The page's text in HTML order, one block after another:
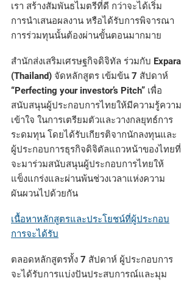
เรา สร้างสัมพันธไมตรีที่ดี กว่าจะได้เริ่ม
การนำเสนอผลงาน หรือได้รับการพิจารณา
การร่วมทุนนั้นต้องผ่านขั้นตอนมากมาย
​สำนักส่งเสริมเศรษฐกิจดิจิทัล ร่วมกับ Expara
(Thailand) จัดหลักสูตร เข้มข้น 7 สัปดาห์
“Perfecting your investor’s Pitch” เพื่อ
สนับสนุนผู้ประกอบการไทยให้มีความรู้ความ
เข้าใจ ในการเตรียมตัวและวางกลยุทธ์การ
ระดมทุน โดยได้รับเกียรติจากนักลงทุนและ
ผู้ประกอบการธุรกิจดิจิตัลแถวหน้าของไทยที่
จะมาร่วมสนับสนุนผู้ประกอบการไทยให้
แข็งแกร่งและผ่านพ้นช่วงเวลาแห่งความ
ผันผวนไปด้วยกัน
เนื้อหาหลักสูตรและประโยชน์ที่ผู้ประกอบ
การจะได้รับ
ตลอดหลักสูตรทั้ง 7 สัปดาห์ ผู้ประกอบการ
จะได้รับการแบ่งปันประสบการณ์และมุม